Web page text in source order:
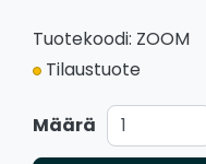
Tuotekoodi: ZOOM
Tilaustuote
Määrä